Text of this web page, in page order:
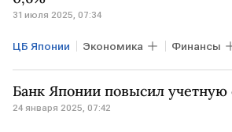
31 июля 2025, 07:34
ЦБ Японии Экономика Финансы
Мировая экономика ЯПОНИЯ
Банк Японии повысил учетную
24 января 2025, 07:42